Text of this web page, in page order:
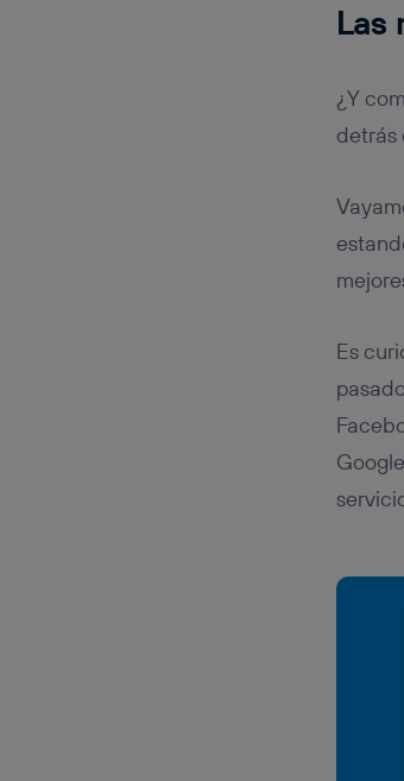
Las
¿Y
detrás
Es